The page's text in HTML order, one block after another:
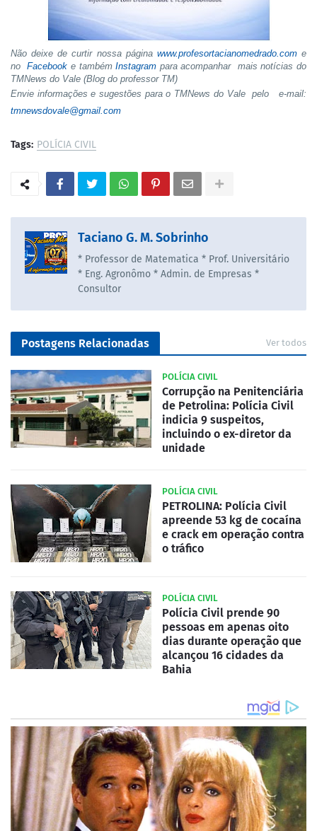
Não deixe de curtir nossa página www.profesortacianomedrado.come
noFacebook e tambémInstagram para acompanhar mais notícias do
TMNews do Vale (Blog do professor TM)
Envie informações e sugestões para o TMNews do Vale pelo e-mail:
tmnewsdovale@gmail.com
Tags: POLÍCIA CIVIL
Taciano G. M. Sobrinho
* Professor de Matematica * Prof. Universitário
* Eng. Agronômo * Admin. de Empresas *
Consultor
Postagens Relacionadas Ver todos
POLÍCIA CIVIL
Corrupção na Penitenciária
de Petrolina: Polícia Civil
indicia 9 suspeitos,
incluindo o ex-diretor da
unidade
POLÍCIA CIVIL
PETROLINA: Polícia Civil
apreende 53 kg de cocaína
e crack em operação contra
o tráfico
POLÍCIA CIVIL
Polícia Civil prende 90
pessoas em apenas oito
dias durante operação que
alcançou 16 cidades da
Bahia